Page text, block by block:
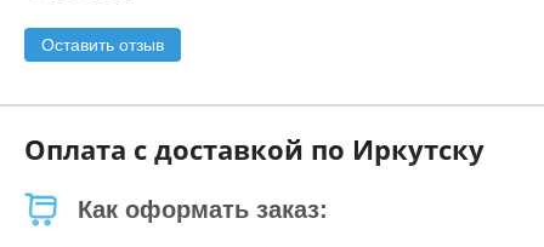
Оставить отзыв
Оплата с доставкой по Иркутску
Как оформать заказ: